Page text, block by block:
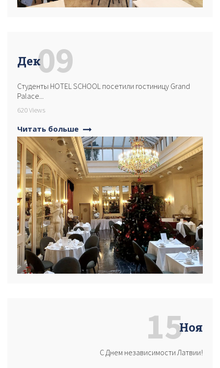
Дек
Студенты HOTEL SCHOOL посетили гостиницу Grand
Palace...
620 Views
Читать больше
09
Ноя
С Днем независимости Латвии!
15